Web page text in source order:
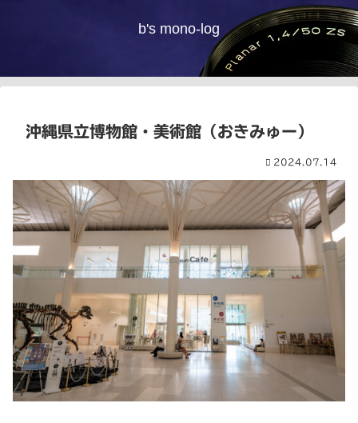
b's mono-log
沖縄県立博物館・美術館（おきみゅー）
2024.07.14